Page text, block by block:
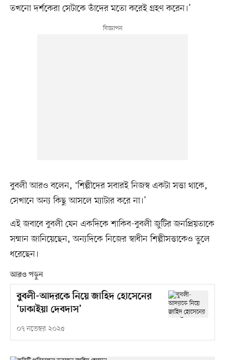
তখনো দর্শকেরা সেটাকে তাঁদের মতো করেই গ্রহণ করেন।’
বুবলী আরও বলেন, ‘শিল্পীদের সবারই নিজস্ব একটা সত্তা থাকে,
সেখানে অন্য কিছু আসলে ম্যাটার করে না।’
এই জবাবে বুবলী যেন একদিকে শাকিব-বুবলী জুটির জনপ্রিয়তাকে
সম্মান জানিয়েছেন, অন্যদিকে নিজের স্বাধীন শিল্পীসত্তাকেও তুলে
ধরেছেন।
আরও পড়ুন
বুবলী-আদরকে নিয়ে জাহিদ হোসেনের
‘ঢাকাইয়া দেবদাস’
০৭ নভেম্বর ২০২৫